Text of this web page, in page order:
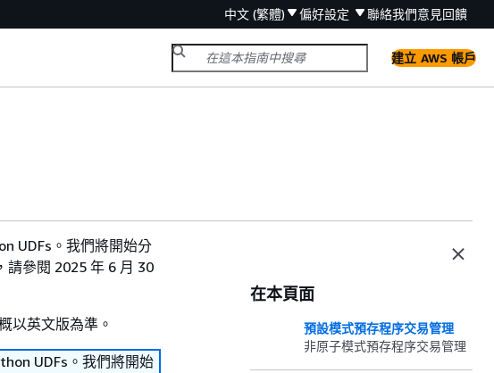
中文 (繁體) 偏好設定 聯絡我們意見回饋
建立 AWS 帳戶
UDFs。我們將開始分
請參閱 2025 年 6 月 30
以英文版為準。
UDFs。我們將開始
在本頁面
預設模式預存程序交易管理
非原子模式預存程序交易管理